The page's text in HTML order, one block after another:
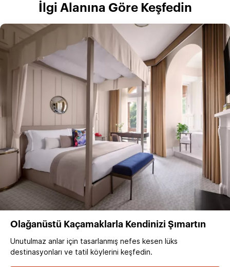
İlgi Alanına Göre Keşfedin
Olağanüstü Kaçamaklarla Kendinizi Şımartın
Unutulmaz anlar için tasarlanmış nefes kesen lüks
destinasyonları ve tatil köylerini keşfedin.